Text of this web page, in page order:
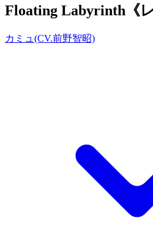
Floating Labyrinth《
カミュ(CV.前野智昭)